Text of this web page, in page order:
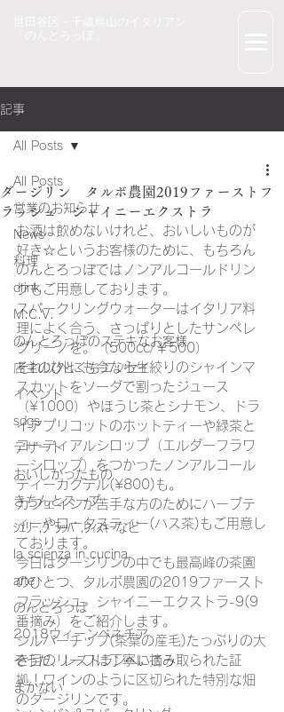
記事
All Posts
営業のお知らせ
News
料理
drink
M.C.V.
のんとろっぽのステキなお客様
店主のひとくちエッセイ
イベント
sdgs
デザート
おいしかったもの
きちんとスープ
ｼｪﾘｰ,ｸﾞﾗｯﾊﾟ,ｳｨｽｷｰなど
la scienza in cucina
arte
のんとろっぽ
2018ウィーンベネチア
そうだ、レストランへいこう
まかない
All Posts
ダージリン タルボ農園2019ファーストフ
ラッシュ シャイニーエクストラ
お酒は飲めないけれど、おいしいものが
好き☆というお客様のために、もちろん
のんとろっぽではノンアルコールドリン
クもご用意しております。
スパークリングウォーターはイタリア料
理によく合う、さっぱりとしたサンペレ
グリーノを。（500cc/￥500）
それ以外にも今なら生絞りのシャインマ
スカットをソーダで割ったジュース
（¥1000）やほうじ茶とシナモン、ドラ
イアプリコットのホットティーや緑茶と
コーディアルシロップ（エルダーフラワ
ーシロップ）をつかったノンアルコール
ティーカクテル(¥800)も。
カフェインが苦手な方のためにハーブテ
ィーやロータスティー(ハス茶)もご用意し
ております。
今日はダージリンの中でも最高峰の茶園
のひとつ、タルボ農園の2019ファースト
フラッシュ　シャイニーエクストラ-9(9
番摘み）をご紹介します。
シルバーチップ(茶葉の産毛)たっぷりの大
き目のリーフは丁寧に摘み取られた証
拠！ワインのように区切られた特別な畑
のダージリンです。